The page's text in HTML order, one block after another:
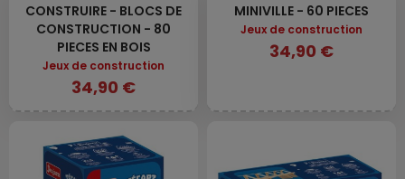
CONSTRUIRE - BLOCS DE
CONSTRUCTION - 80
PIECES EN BOIS
Jeux de construction
34,90 €
MINIVILLE - 60 PIECES
Jeux de construction
34,90 €